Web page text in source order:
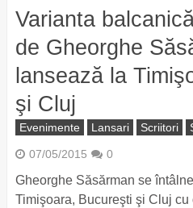
Varianta
de Gheorghe
lansează la
şi Cluj
Evenimente Lansari Scriitori
07/05/2015 0
Gheorghe Săsărman se
Timişoara, Bucureşti şi Cluj